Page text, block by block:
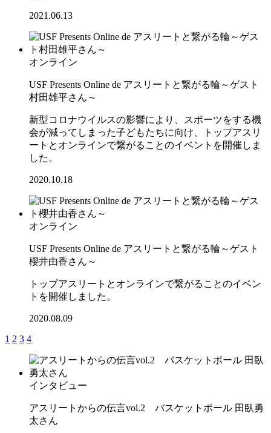
2021.06.13
オンライン
USF Presents Online de アスリートと繋がる輪～ゲスト
村田雄平さん～
新型コロナウイルスの影響により、スポーツをする機
会が減ってしまった子どもたちに向け、トップアスリ
ートとオンラインで繋がることのイベントを開催しま
した。
2020.10.18
オンライン
USF Presents Online de アスリートと繋がる輪～ゲスト
櫻井由香さん～
トップアスリートとオンラインで繋がることのイベン
トを開催しました。
2020.08.09
1 2 3 4
インタビュー
アスリートからの伝言vol.2 バスケットボール 田臥勇
太さん